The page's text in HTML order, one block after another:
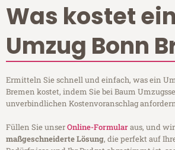
Was kostet ein
Umzug Bonn
Ermitteln Sie schnell und einfach, was ein
Bremen kostet, indem Sie bei Baum
unverbindlichen Kostenvoranschlag
Füllen Sie unserOnline-Formularaus, und
maßgeschneiderte Lösung, die perfekt auf